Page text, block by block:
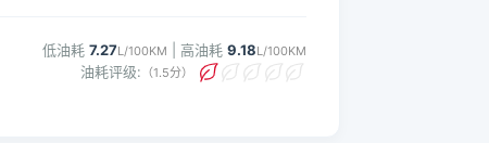
低油耗 7.27L/100KM | 高油耗 9.18L/100KM
油耗评级: （1.5分）